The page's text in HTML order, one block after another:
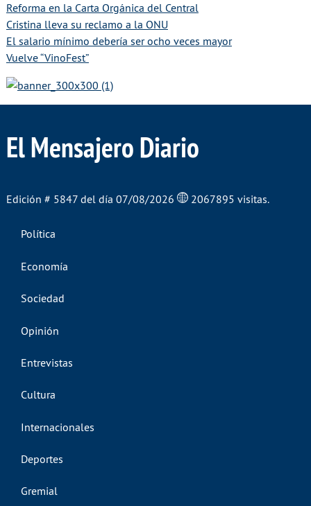
Reforma en la Carta Orgánica del Central
Cristina lleva su reclamo a la ONU
El salario mínimo debería ser ocho veces mayor
Vuelve “VinoFest”
El Mensajero Diario
Edición # 5847 del día 07/08/2026 2067895 visitas.
Política
Economía
Sociedad
Opinión
Entrevistas
Cultura
Internacionales
Deportes
Gremial